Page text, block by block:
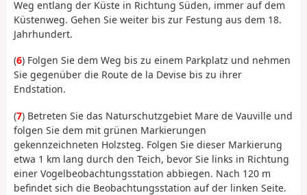
Weg entlang der Küste in Richtung Süden, immer auf dem
Küstenweg. Gehen Sie weiter bis zur Festung aus dem 18.
Jahrhundert.
(6) Folgen Sie dem Weg bis zu einem Parkplatz und nehmen
Sie gegenüber die Route de la Devise bis zu ihrer
Endstation.
(7) Betreten Sie das Naturschutzgebiet Mare de Vauville und
folgen Sie dem mit grünen Markierungen
gekennzeichneten Holzsteg. Folgen Sie dieser Markierung
etwa 1 km lang durch den Teich, bevor Sie links in Richtung
einer Vogelbeobachtungsstation abbiegen. Nach 120 m
befindet sich die Beobachtungsstation auf der linken Seite.